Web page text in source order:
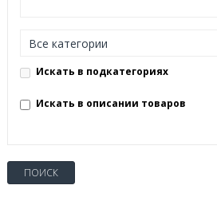
Искать в подкатегориях
Искать в описании товаров